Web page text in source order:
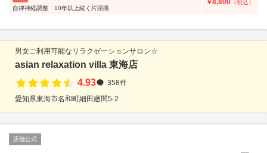
自律神経調整 10年以上続く片頭痛
￥8,800 （税込）
男女ご利用可能なリラクゼーションサロン☆
asian relaxation villa 東海店
4.93
358件
愛知県東海市名和町細田廻間5-2
店舗公式